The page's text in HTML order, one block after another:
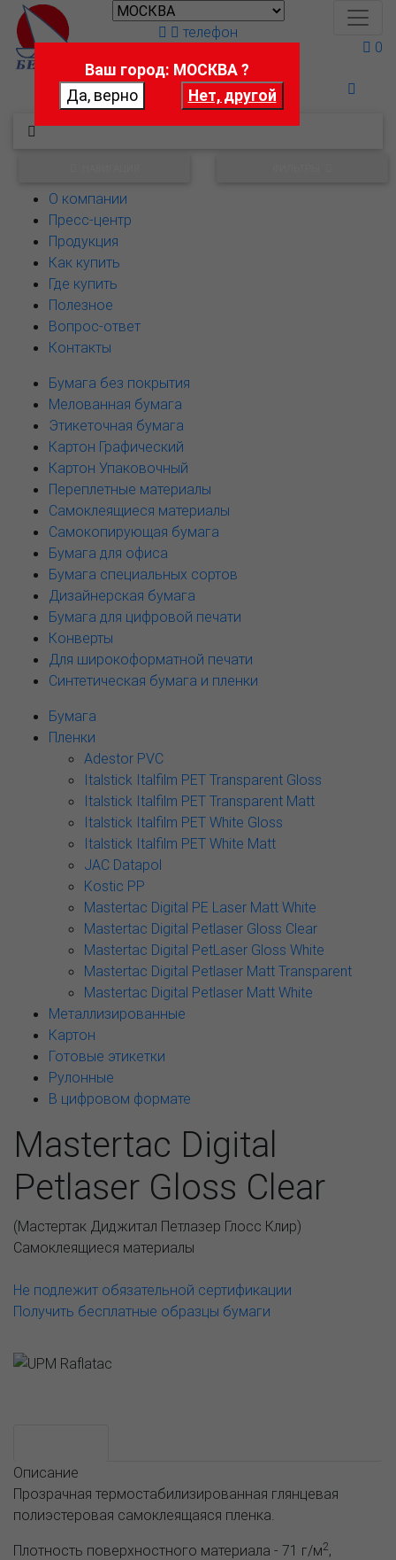
Поможем выбрать
телефон
0
О компании
Пресс-центр
Продукция
Как купить
Где купить
Полезное
Вопрос-ответ
Контакты
Бумага без покрытия
Мелованная бумага
Этикеточная бумага
Картон Графический
Картон Упаковочный
Переплетные материалы
Самоклеящиеся материалы
Самокопирующая бумага
Бумага для офиса
Бумага специальных сортов
Дизайнерская бумага
Бумага для цифровой печати
Конверты
Для широкоформатной печати
Синтетическая бумага и пленки
Бумага
Пленки
Adestor PVC
Italstick Italfilm PET Transparent Gloss
Italstick Italfilm PET Transparent Matt
Italstick Italfilm PET White Gloss
Italstick Italfilm PET White Matt
JAC Datapol
Kostic PP
Mastertac Digital PE Laser Matt White
Mastertac Digital Petlaser Gloss Clear
Mastertac Digital PetLaser Gloss White
Mastertac Digital Petlaser Matt Transparent
Mastertac Digital Petlaser Matt White
Металлизированные
Картон
Готовые этикетки
Рулонные
В цифровом формате
Mastertac Digital
Petlaser Gloss Clear
(Мастертак Диджитал Петлазер Глосс Клир)
Самоклеящиеся материалы
Не подлежит обязательной сертификации
Получить бесплатные образцы бумаги
Описание
Прозрачная термостабилизированная глянцевая
полиэстеровая самоклеящаяся пленка.
Плотность поверхностного материала - 71 г/м2,
Ваш город: МОСКВА ?